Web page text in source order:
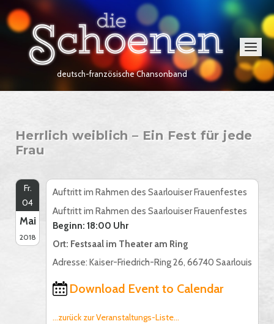
Skip
to
content
Home
deutsch-französische Chansonband
Menu
Herrlich weiblich – Ein Fest für jede
Frau
Fr.
04
Mai
2018
Auftritt im Rahmen des Saarlouiser Frauenfestes
Auftritt im Rahmen des Saarlouiser Frauenfestes
Beginn: 18:00 Uhr
Ort: Festsaal im Theater am Ring
Adresse: Kaiser-Friedrich-Ring 26, 66740 Saarlouis
Download Event to Calendar
...zurück zur Veranstaltungs-Liste...